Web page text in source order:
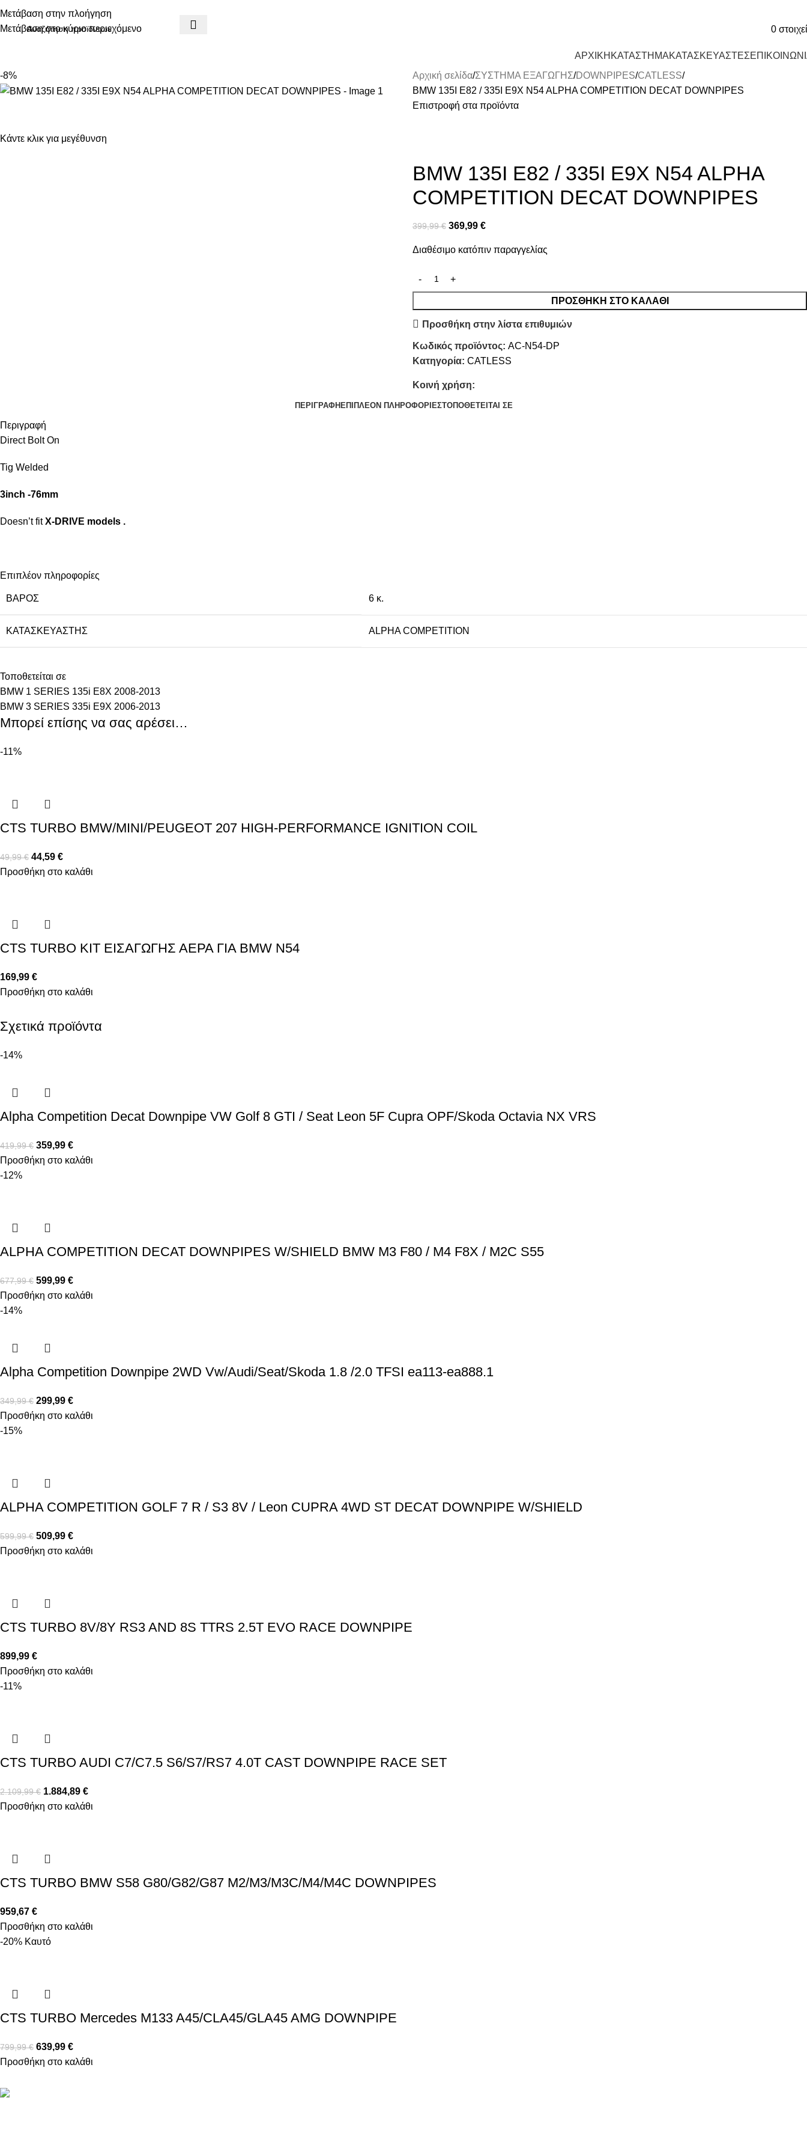
Μετάβαση στην πλοήγηση
Μετάβαση στο κύριο περιεχόμενο
παραγγελίες: 211 75 05 815
0
ΑΡΧΙΚΗ ΚΑΤΑΣΤΗΜΑΚΑΤΑΣΚΕΥΑΣΤΕΣ
-8%
Κάντε κλικ για μεγέθυνση
Αρχική σελίδα ΣΥΣΤΗΜΑ ΕΞΑΓΩΓΗΣ DOWNPIPES CATLESS
BMW 135I E82 / 335I E9X N54 ALPHA COMPETITION DECAT DOWNPIPES
Επιστροφή στα προϊόντα
BMW 135I E82 / 335I E9X N54 ALPHA
COMPETITION DECAT DOWNPIPES
399,99€ 369,99 €
Διαθέσιμο κατόπιν παραγγελίας
ΠΡΟΣΘΉΚΗ ΣΤΟ ΚΑΛΆΘΙ
Προσθήκη στην λίστα επιθυμιών
Κωδικός προϊόντος: AC-N54-DP
Κατηγορία: CATLESS
Κοινή χρήση:
ΠΕΡΙΓΡΑΦΉΕΠΙΠΛΈΟΝ ΠΛΗΡΟΦΟΡΊΕΣΤΟΠΟΘΕΤΕΊΤΑΙ ΣΕ
Περιγραφή
Direct Bolt On
Tig Welded
3inch -76mm
Doesn’t fitX-DRIVE models .
Επιπλέον πληροφορίες
ΒΆΡΟΣ 6 κ.
ΚΑΤΑΣΚΕΥΑΣΤΉΣ ALPHA COMPETITION
Τοποθετείται σε
BMW 1 SERIES 135i E8X 2008-2013
BMW 3 SERIES 335i E9X 2006-2013
Μπορεί επίσης να σας αρέσει…
-11%
CTS TURBO BMW/MINI/PEUGEOT 207 HIGH-PERFORMANCE IGNITION COIL
49,99€ 44,59 €
Προσθήκη στο καλάθι
CTS TURBO ΚΙΤ ΕΙΣΑΓΩΓΗΣ ΑΕΡΑ ΓΙΑ BMW N54
169,99 €
Προσθήκη στο καλάθι
Σχετικά προϊόντα
-14%
Alpha Competition Decat Downpipe VW Golf 8 GTI / Seat Leon 5F Cupra OPF/Skoda Octavia NX VRS
419,99€ 359,99 €
Προσθήκη στο καλάθι
-12%
ALPHA COMPETITION DECAT DOWNPIPES W/SHIELD BMW M3 F80 / M4 F8X / M2C S55
677,99€ 599,99 €
Προσθήκη στο καλάθι
-14%
Alpha Competition Downpipe 2WD Vw/Audi/Seat/Skoda 1.8 /2.0 TFSI ea113-ea888.1
349,99€ 299,99 €
Προσθήκη στο καλάθι
-15%
ALPHA COMPETITION GOLF 7 R / S3 8V / Leon CUPRA 4WD ST DECAT DOWNPIPE W/SHIELD
599,99€ 509,99 €
Προσθήκη στο καλάθι
CTS TURBO 8V/8Y RS3 AND 8S TTRS 2.5T EVO RACE DOWNPIPE
899,99 €
Προσθήκη στο καλάθι
-11%
CTS TURBO AUDI C7/C7.5 S6/S7/RS7 4.0T CAST DOWNPIPE RACE SET
2.109,99€ 1.884,89 €
Προσθήκη στο καλάθι
CTS TURBO BMW S58 G80/G82/G87 M2/M3/M3C/M4/M4C DOWNPIPES
959,67 €
Προσθήκη στο καλάθι
-20% Καυτό
CTS TURBO Mercedes M133 A45/CLA45/GLA45 AMG DOWNPIPE
799,99€ 639,99 €
Προσθήκη στο καλάθι